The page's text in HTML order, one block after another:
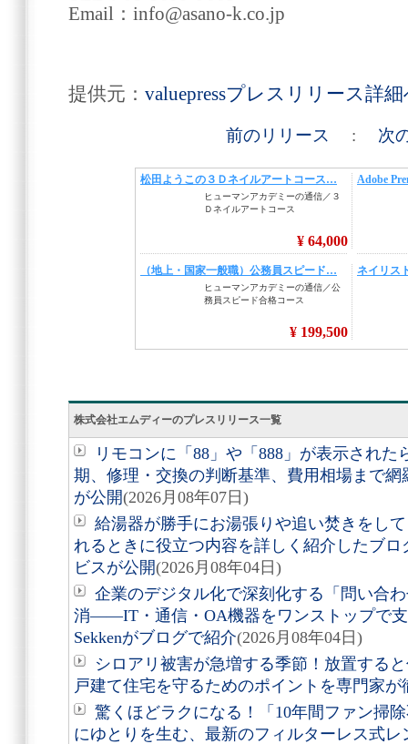
Email：info@asano-k.co.jp
提供元： valuepressプレスリリース詳
前のリリース : 次
株式会社エムディーのプレスリリース一覧
リモコンに「88」や「888」が表示され
期、修理・交換の判断基準、費用相場まで
が公開(2026月08年07日)
給湯器が勝手にお湯張りや追い焚きをし
れるときに役立つ内容を詳しく紹介したブ
ビスが公開(2026月08年04日)
企業のデジタル化で深刻化する「問い合
消――IT・通信・OA機器をワンストップで
Sekkenがブログで紹介(2026月08年04日)
シロアリ被害が急増する季節！放置する
戸建て住宅を守るためのポイントを専門家が
驚くほどラクになる！「10年間ファン掃
にゆとりを生む、最新のフィルターレス式